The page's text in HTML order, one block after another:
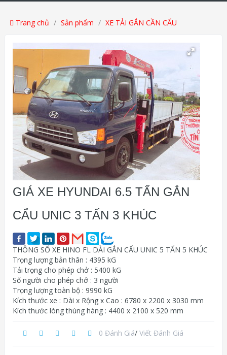
Trang chủ Sản phẩm XE TẢI GẮN CẦN CẨU
GIÁ XE HYUNDAI 6.5 TẤN GẮN
CẨU UNIC 3 TẤN 3 KHÚC
THÔNG SỐ XE HINO FL DÀI GẮN CẨU UNIC 5 TẤN 5 KHÚC
Trọng lượng bản thân : 4395 kG
Tải trọng cho phép chở : 5400 kG
Số người cho phép chở : 3 người
Trọng lượng toàn bộ : 9990 kG
Kích thước xe : Dài x Rộng x Cao : 6780 x 2200 x 3030 mm
Kích thước lòng thùng hàng : 4400 x 2100 x 520 mm
0 Đánh Giá/ Viết Đánh Giá